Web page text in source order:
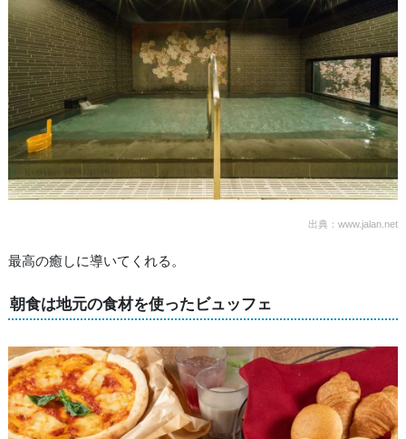
出典：www.jalan.net
最高の癒しに導いてくれる。
朝食は地元の食材を使ったビュッフェ